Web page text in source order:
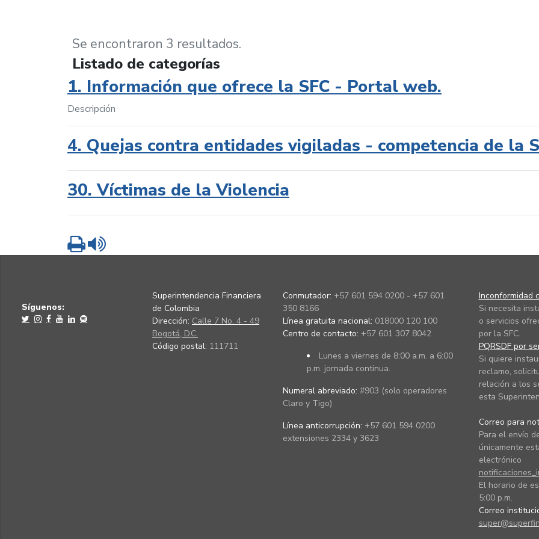
Se encontraron 3 resultados.
Listado de categorías
1. Información que ofrece la SFC - Portal web.
Descripción
4. Quejas contra entidades vigiladas - competencia de la
30. Víctimas de la Violencia
Imprimir
Síguenos:
Superintendencia Financiera
de Colombia
Dirección: Calle 7 No. 4 - 49
Bogotá, D.C.
Código postal: 111711
Conmutador: +57 601 594 0200 - +57 601
350 8166
Línea gratuita nacional: 018000 120 100
Centro de contacto: +57 601 307 8042
Lunes a viernes de 8:00 a.m. a 6:00
p.m. jornada continua.
Numeral abreviado: #903 (solo operadores
Claro y Tigo)
Línea anticorrupción: +57 601 594 0200
extensiones 2334 y 3623
Inconformidad
Si necesita
o servicios
por la SFC.
PQRSDF por
Si quiere
reclamo,
relación a los
esta
Correo para
Para el envío
únicamente
electrónico
El horario de
5:00 p.m.
Correo